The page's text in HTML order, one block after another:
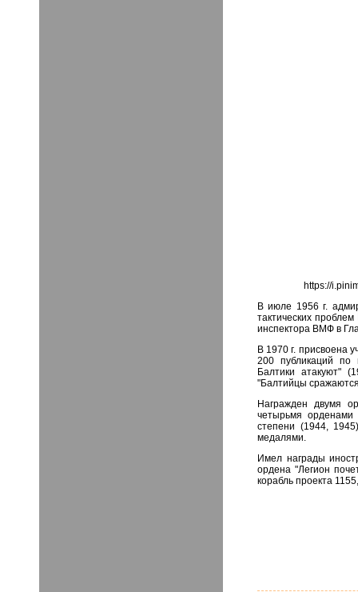
https://
В июле 1956 г.
тактических
инспектора ВМФ в
В 1970 г. присвоена
200 публикаций по
Балтики атакуют"
"Балтийцы
Награжден двумя
четырьмя
степени (1944,
медалями.
Имел награды
ордена "Легион
корабль проекта